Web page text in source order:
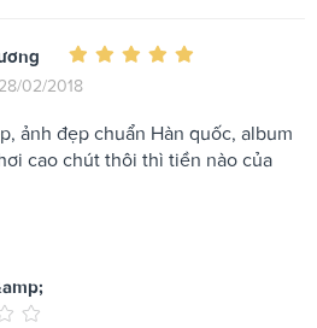
02/2018
ảnh đẹp chuẩn Hàn quốc, album
cao chút thôi thì tiền nào của